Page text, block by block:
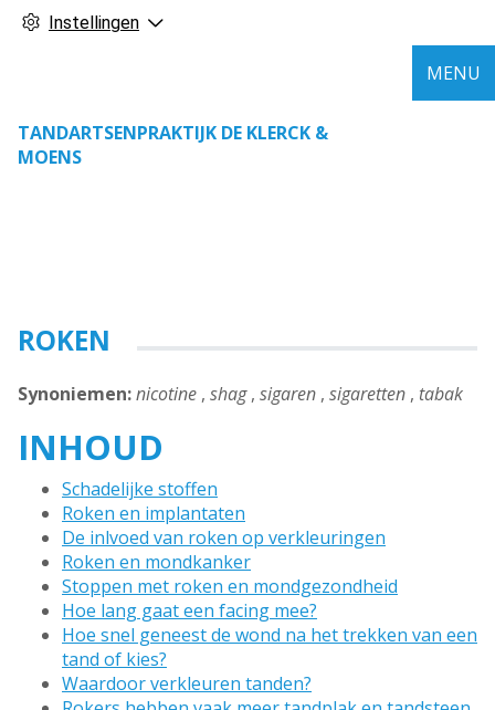
Instellingen
TANDARTSENPRAKTIJK DE KLERCK &
MOENS
MENU
ROKEN
Synoniemen:nicotine , shag, sigaren , sigaretten , tabak
INHOUD
Schadelijke stoffen
Roken en implantaten
De inlvoed van roken op verkleuringen
Roken en mondkanker
Stoppen met roken en mondgezondheid
Hoe lang gaat een facing mee?
Hoe snel geneest de wond na het trekken van een
tand of kies?
Waardoor verkleuren tanden?